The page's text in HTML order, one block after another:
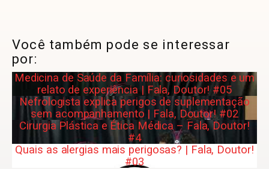
Você também pode se interessar
por:
Medicina de Saúde da Família: curiosidades e um
relato de experiência | Fala, Doutor! #05
Nefrologista explica perigos de suplementação
sem acompanhamento | Fala, Doutor! #02
Cirurgia Plástica e Ética Médica – Fala, Doutor!
#4
Quais as alergias mais perigosas? | Fala, Doutor!
#03